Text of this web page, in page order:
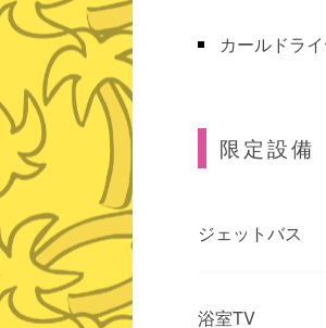
カールドラ
限定設備
ジェットバス
浴室TV